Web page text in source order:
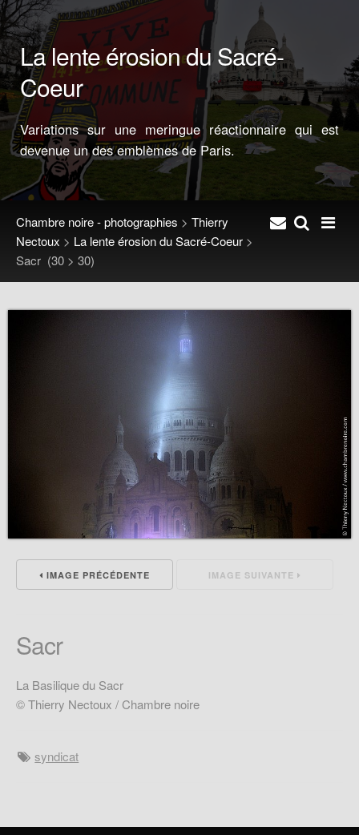
La lente érosion du Sacré-
Coeur
Variations sur une meringue réactionnaire qui est
devenue un des emblèmes de Paris.
Chambre noire - photographies > Thierry
Nectoux > La lente érosion du Sacré-Coeur >
Sacr (30 > 30)
IMAGE PRÉCÉDENTE IMAGE SUIVANTE
Sacr
La Basilique du Sacr
© Thierry Nectoux / Chambre noire
syndicat